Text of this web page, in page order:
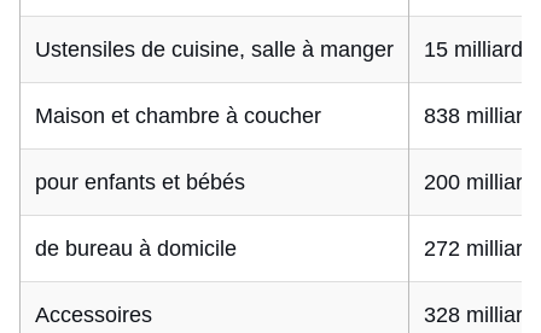
Ustensiles de cuisine, salle à manger 15 milliards
Maison et chambre à coucher 838
pour enfants et bébés 200
de bureau à domicile 272
Accessoires 328